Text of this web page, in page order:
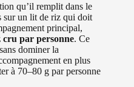
qu’il remplit dans le
sur un lit de riz qui doit
principal,
cru par personne. Ce
dominer la
en plus
à 70–80 g par personne